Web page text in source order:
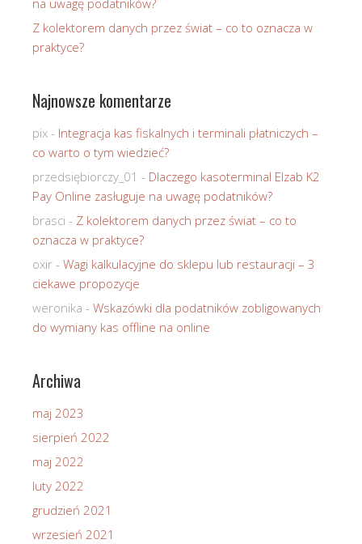
na uwagę podatników?
Z kolektorem danych przez świat – co to oznacza w
praktyce?
Najnowsze komentarze
pix - Integracja kas fiskalnych i terminali płatniczych –
co warto o tym wiedzieć?
przedsiębiorczy_01 - Dlaczego kasoterminal Elzab K2
Pay Online zasługuje na uwagę podatników?
brasci - Z kolektorem danych przez świat – co to
oznacza w praktyce?
oxir - Wagi kalkulacyjne do sklepu lub restauracji – 3
ciekawe propozycje
weronika - Wskazówki dla podatników zobligowanych
do wymiany kas offline na online
Archiwa
maj 2023
sierpień 2022
maj 2022
luty 2022
grudzień 2021
wrzesień 2021